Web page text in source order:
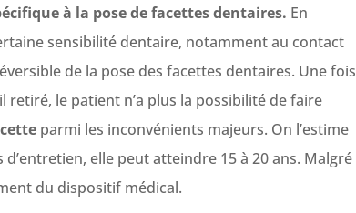
à la pose de facettes dentaires. En
sensibilité dentaire, notamment au contact
de la pose des facettes dentaires. Une fois
retiré, le patient n’a plus la possibilité de faire
parmi les inconvénients majeurs. On l’estime
elle peut atteindre 15 à 20 ans. Malgré
du dispositif médical.